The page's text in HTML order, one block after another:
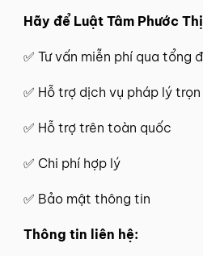
Hãy để Luật Tâm Phước
✅ Tư vấn miễn phí qua tổng
✅ Hỗ trợ dịch vụ pháp lý
✅ Hỗ trợ trên toàn quốc
✅ Chi phí hợp lý
✅ Bảo mật thông tin
Thông tin liên hệ: